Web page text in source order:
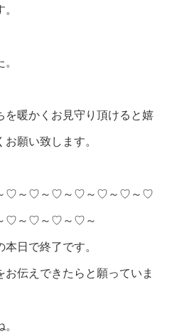
を暖かくお見守り頂けると嬉
願い致します。
♡～♡～♡～♡～♡～♡～♡
♡～♡～♡～♡～
日で終了です。
お伝えできたらと願っていま